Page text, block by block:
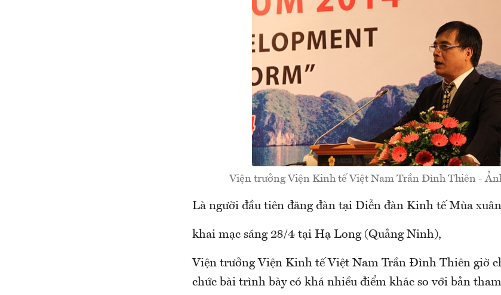
Viện trưởng Viện Kinh tế Việt Nam Trần Đình Thiên -
Là người đầu tiên đăng đàn tại Diễn đàn Kinh tế Mùa
khai mạc sáng 28/4 tại Hạ Long (Quảng Ninh),
Viện trưởng Viện Kinh tế Việt Nam Trần Đình Thiên giờ
chức bài trình bày có khá nhiều điểm khác so với bản